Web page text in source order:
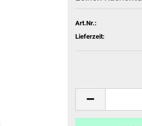
Art.Nr.:
Lieferzeit: